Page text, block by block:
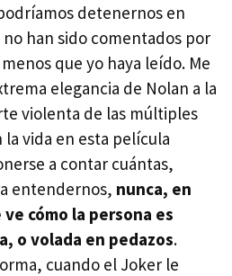
detenernos en
han sido comentados por
que yo haya leído. Me
elegancia de Nolan a la
violenta de las múltiples
vida en esta película
a contar cuántas,
entendernos, nunca, en
cómo la persona es
o volada en pedazos.
cuando el Joker le